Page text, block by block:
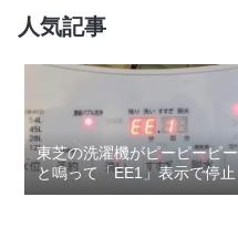
人気記事
東芝の洗濯機がピーピーピー
と鳴って「EE1」表示で停止